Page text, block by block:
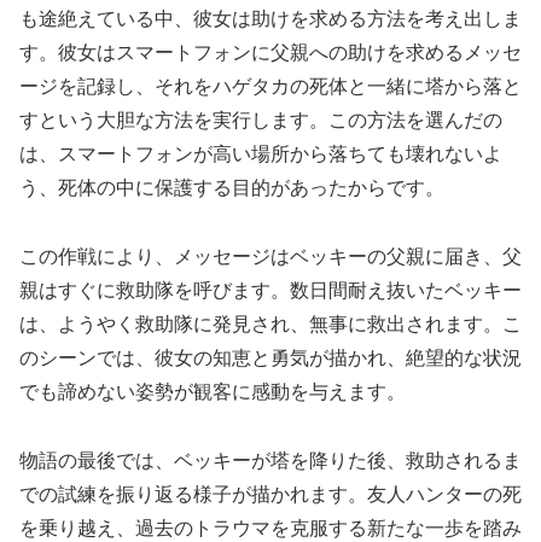
も途絶えている中、彼女は助けを求める方法を考え出しま
す。彼女はスマートフォンに父親への助けを求めるメッセ
ージを記録し、それをハゲタカの死体と一緒に塔から落と
すという大胆な方法を実行します。この方法を選んだの
は、スマートフォンが高い場所から落ちても壊れないよ
う、死体の中に保護する目的があったからです。
この作戦により、メッセージはベッキーの父親に届き、父
親はすぐに救助隊を呼びます。数日間耐え抜いたベッキー
は、ようやく救助隊に発見され、無事に救出されます。こ
のシーンでは、彼女の知恵と勇気が描かれ、絶望的な状況
でも諦めない姿勢が観客に感動を与えます。
物語の最後では、ベッキーが塔を降りた後、救助されるま
での試練を振り返る様子が描かれます。友人ハンターの死
を乗り越え、過去のトラウマを克服する新たな一歩を踏み